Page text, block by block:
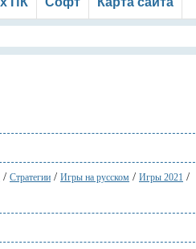
/ Стратегии / Игры на русском / Игры 2021 /